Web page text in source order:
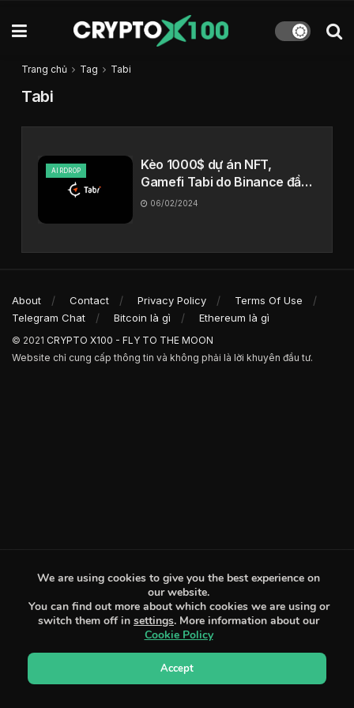
Trang chủ Tag Tabi
Tabi
AIRDROP
Kèo 1000$ dự án NFT,
Gamefi Tabi do Binance đầu
tư 11 triệu $
06/02/2024
About Contact Privacy Policy
Terms Of Use
Telegram Chat
Bitcoin là gì Ethereum là gì
© 2021 CRYPTO X100 - FLY TO THE MOON
Website chỉ cung cấp thông tin và không phải là lời khuyên đầu tư.
We are using cookies to give you the best experience on
our website.
You can find out more about which cookies we are using or
switch them off in settings. More information about our
Cookie Policy
Accept